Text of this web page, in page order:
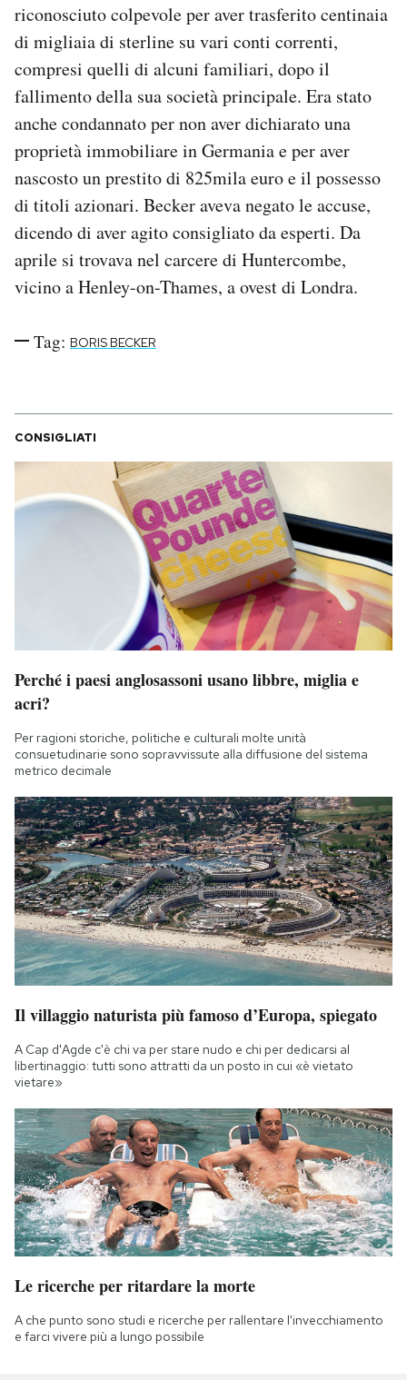
riconosciuto colpevole per aver trasferito centinaia
di migliaia di sterline su vari conti correnti,
compresi quelli di alcuni familiari, dopo il
fallimento della sua società principale. Era stato
anche condannato per non aver dichiarato una
proprietà immobiliare in Germania e per aver
nascosto un prestito di 825mila euro e il possesso
di titoli azionari. Becker aveva negato le accuse,
dicendo di aver agito consigliato da esperti. Da
aprile si trovava nel carcere di Huntercombe,
vicino a Henley-on-Thames, a ovest di Londra.
Tag: BORIS BECKER
CONSIGLIATI
Perché i paesi anglosassoni usano libbre, miglia e
acri?
Per ragioni storiche, politiche e culturali molte unità
consuetudinarie sono sopravvissute alla diffusione del sistema
metrico decimale
Il villaggio naturista più famoso d’Europa, spiegato
A Cap d'Agde c'è chi va per stare nudo e chi per dedicarsi al
libertinaggio: tutti sono attratti da un posto in cui «è vietato
vietare»
Le ricerche per ritardare la morte
A che punto sono studi e ricerche per rallentare l'invecchiamento
e farci vivere più a lungo possibile